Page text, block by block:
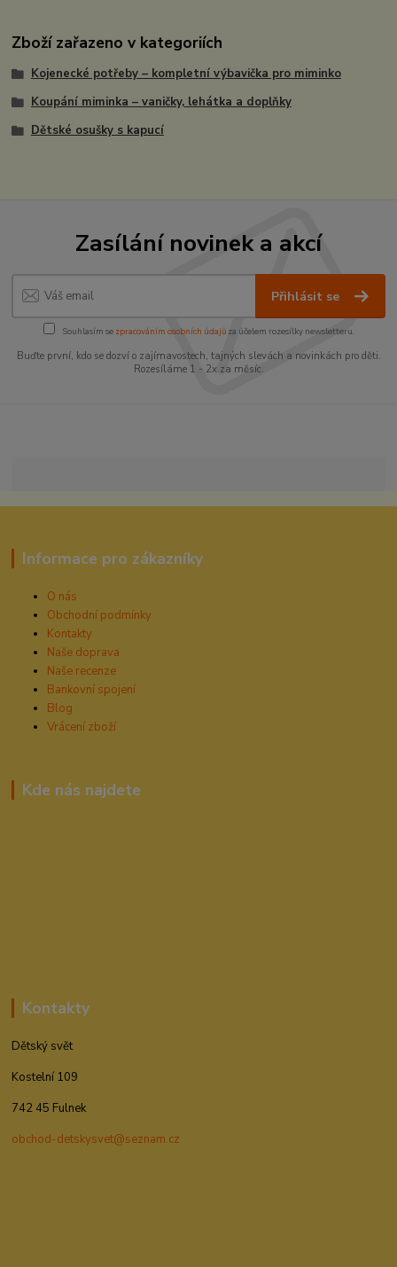
Zboží zařazeno v kategoriích
Kojenecké potřeby – kompletní výbavička pro miminko
Koupání miminka – vaničky, lehátka a doplňky
Dětské osušky s kapucí
Zasílání novinek a akcí
Přihlásit se
Souhlasím se zpracováním osobních údajůza účelem rozesílky newsletteru.
Buďte první, kdo se dozví o zajímavostech, tajných slevách a novinkách pro děti.
Rozesíláme 1 - 2x za měsíc.
Informace pro zákazníky
O nás
Obchodní podmínky
Kontakty
Naše doprava
Naše recenze
Bankovní spojení
Blog
Vrácení zboží
Kde nás najdete
Kontakty
Dětský svět
Kostelní 109
742 45 Fulnek
obchod-detskysvet@seznam.cz